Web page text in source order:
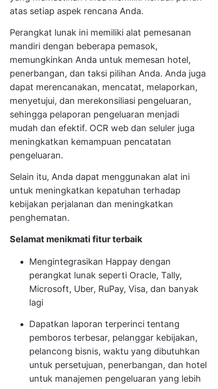
atas setiap aspek rencana Anda.
Perangkat lunak ini memiliki alat pemesanan
mandiri dengan beberapa pemasok,
memungkinkan Anda untuk memesan hotel,
penerbangan, dan taksi pilihan Anda. Anda juga
dapat merencanakan, mencatat, melaporkan,
menyetujui, dan merekonsiliasi pengeluaran,
sehingga pelaporan pengeluaran menjadi
mudah dan efektif. OCR web dan seluler juga
meningkatkan kemampuan pencatatan
pengeluaran.
Selain itu, Anda dapat menggunakan alat ini
untuk meningkatkan kepatuhan terhadap
kebijakan perjalanan dan meningkatkan
penghematan.
Selamat menikmati fitur terbaik
Mengintegrasikan Happay dengan
perangkat lunak seperti Oracle, Tally,
Microsoft, Uber, RuPay, Visa, dan banyak
lagi
Dapatkan laporan terperinci tentang
pemboros terbesar, pelanggar kebijakan,
pelancong bisnis, waktu yang dibutuhkan
untuk persetujuan, penerbangan, dan hotel
untuk manajemen pengeluaran yang lebih